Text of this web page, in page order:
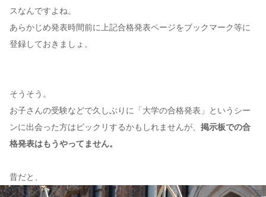
スなんですよね。
あらかじめ発表時間前に上記合格発表ページをブックマーク等に
登録しておきましょ。
そうそう。
お子さんの受験などで久しぶりに「大学の合格発表」というシー
ンに出会った方はビックリするかもしれませんが、 掲示板での合
格発表はもうやってません。
昔だと、